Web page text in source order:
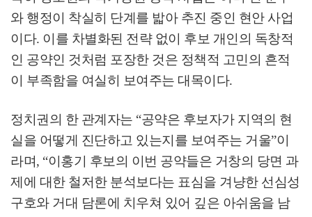
와 행정이 착실히 단계를 밟아 추진 중인 현안 사업
이다. 이를 차별화된 전략 없이 후보 개인의 독창적
인 공약인 것처럼 포장한 것은 정책적 고민의 흔적
이 부족함을 여실히 보여주는 대목이다.
정치권의 한 관계자는 “공약은 후보자가 지역의 현
실을 어떻게 진단하고 있는지를 보여주는 거울”이
라며, “이홍기 후보의 이번 공약들은 거창의 당면 과
제에 대한 철저한 분석보다는 표심을 겨냥한 선심성
구호와 거대 담론에 치우쳐 있어 깊은 아쉬움을 남